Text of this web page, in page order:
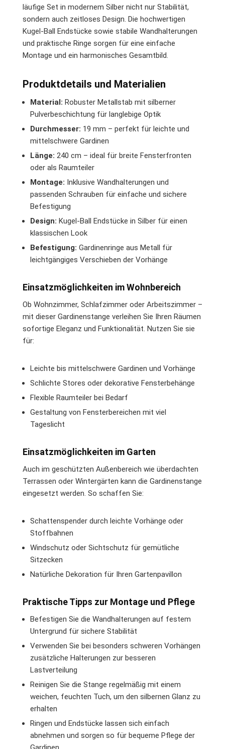
läufige Set in modernem Silber nicht nur Stabilität,
sondern auch zeitloses Design. Die hochwertigen
Kugel-Ball Endstücke sowie stabile Wandhalterungen
und praktische Ringe sorgen für eine einfache
Montage und ein harmonisches Gesamtbild.
Produktdetails und Materialien
Material: Robuster Metallstab mit silberner
Pulverbeschichtung für langlebige Optik
Durchmesser: 19 mm – perfekt für leichte und
mittelschwere Gardinen
Länge: 240 cm – ideal für breite Fensterfronten
oder als Raumteiler
Montage: Inklusive Wandhalterungen und
passenden Schrauben für einfache und sichere
Befestigung
Design: Kugel-Ball Endstücke in Silber für einen
klassischen Look
Befestigung: Gardinenringe aus Metall für
leichtgängiges Verschieben der Vorhänge
Einsatzmöglichkeiten im Wohnbereich
Ob Wohnzimmer, Schlafzimmer oder Arbeitszimmer –
mit dieser Gardinenstange verleihen Sie Ihren Räumen
sofortige Eleganz und Funktionalität. Nutzen Sie sie
für:
Leichte bis mittelschwere Gardinen und Vorhänge
Schlichte Stores oder dekorative Fensterbehänge
Flexible Raumteiler bei Bedarf
Gestaltung von Fensterbereichen mit viel
Tageslicht
Einsatzmöglichkeiten im Garten
Auch im geschützten Außenbereich wie überdachten
Terrassen oder Wintergärten kann die Gardinenstange
eingesetzt werden. So schaffen Sie:
Schattenspender durch leichte Vorhänge oder
Stoffbahnen
Windschutz oder Sichtschutz für gemütliche
Sitzecken
Natürliche Dekoration für Ihren Gartenpavillon
Praktische Tipps zur Montage und Pflege
Befestigen Sie die Wandhalterungen auf festem
Untergrund für sichere Stabilität
Verwenden Sie bei besonders schweren Vorhängen
zusätzliche Halterungen zur besseren
Lastverteilung
Reinigen Sie die Stange regelmäßig mit einem
weichen, feuchten Tuch, um den silbernen Glanz zu
erhalten
Ringen und Endstücke lassen sich einfach
abnehmen und sorgen so für bequeme Pflege der